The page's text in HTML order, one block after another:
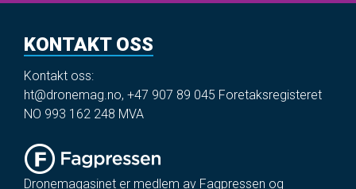
KONTAKT OSS
Kontakt oss:
ht@dronemag.no, +47 907 89 045 Foretaksregisteret
NO 993 162 248 MVA
Dronemagasinet er medlem av Fagpressen og